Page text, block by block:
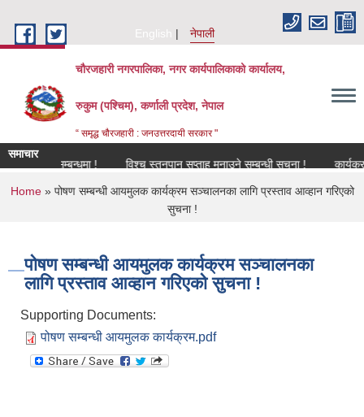
English
नेपाली
चौरजहारी नगरपालिका, नगर कार्यपालिकाको कार्यालय,
रुकुम (पश्चिम), कर्णाली प्रदेश, नेपाल
“ समृद्ध चौरजहारी : जनउत्तरदायी सरकार "
समाचार
सम्बन्धमा !
विश्च स्तनपान सप्ताह मनाउने सम्बन्धी सूचना ! कार्यक्रममा
You are here
Home» पोषण सम्बन्धी आयमुलक कार्यक्रम सञ्चालनका लागि प्रस्ताव आव्हान गरिएको
सुचना !
पोषण सम्बन्धी आयमुलक कार्यक्रम सञ्चालनका
लागि प्रस्ताव आव्हान गरिएको सुचना !
Supporting Documents:
पोषण सम्बन्धी आयमुलक कार्यक्रम.pdf